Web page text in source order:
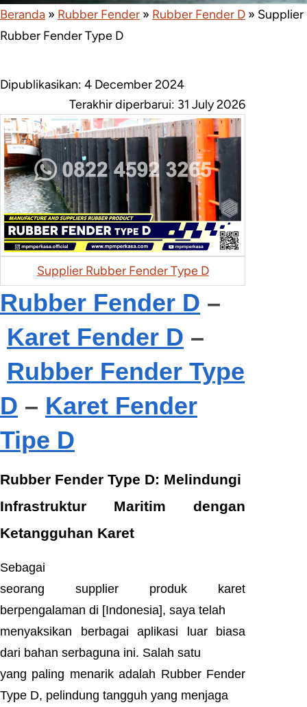
Beranda » Rubber Fender » Rubber Fender D » Supplier
Rubber Fender Type D
Dipublikasikan: 4 December 2024
Terakhir diperbarui: 31 July 2026
Supplier Rubber Fender Type D
Rubber Fender D –
Karet Fender D –
Rubber Fender Type
D – Karet Fender
Tipe D
Rubber Fender Type D: Melindungi
Infrastruktur Maritim dengan
Ketangguhan Karet
Sebagai
seorang supplier produk karet
berpengalaman di [Indonesia], saya telah
menyaksikan berbagai aplikasi luar biasa
dari bahan serbaguna ini. Salah satu
yang paling menarik adalah Rubber Fender
Type D, pelindung tangguh yang menjaga